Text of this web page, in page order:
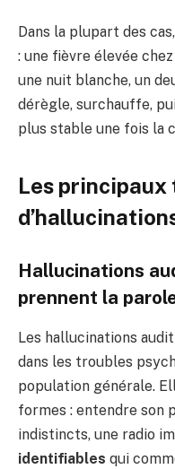
Dans la plupart des
: une fièvre élevée
une nuit blanche, un
dérègle, surchauffe,
plus stable une fois la
Les principaux
Hallucinations
prennent la
Les hallucinations
dans les troubles
population générale.
formes : entendre son
indistincts, une radio
identifiables qui